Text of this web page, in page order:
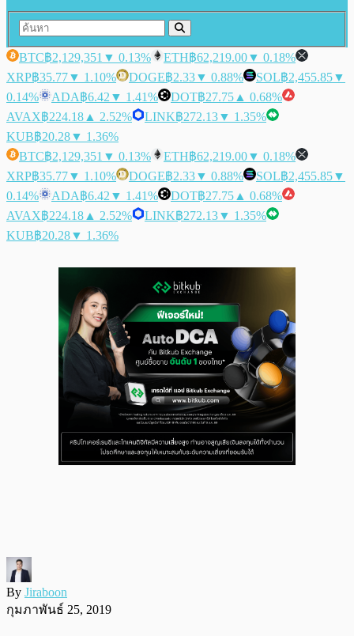
BTC฿2,129,351 ▼ 0.13% ETH฿62,219.00▼ 0.18%
XRP฿35.77▼ 1.10% DOGE฿2.33▼ 0.88% SOL฿2,455.85▼
0.14%
ADA฿6.42 ▼ 1.41% DOT฿27.75 ▲ 0.68%
AVAX฿224.18 ▲ 2.52% LINK฿272.13▼ 1.35%
KUB฿20.28▼ 1.36%
BTC฿2,129,351 ▼ 0.13% ETH฿62,219.00▼ 0.18%
XRP฿35.77▼ 1.10% DOGE฿2.33▼ 0.88% SOL฿2,455.85▼
0.14%
ADA฿6.42 ▼ 1.41% DOT฿27.75 ▲ 0.68%
AVAX฿224.18 ▲ 2.52% LINK฿272.13▼ 1.35%
KUB฿20.28▼ 1.36%
By Jiraboon
กุมภาพันธ์ 25, 2019